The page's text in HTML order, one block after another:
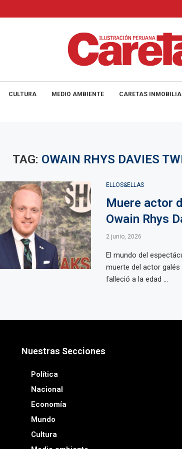
CULTURA MEDIO AMBIENTE CARETAS
TAG: OWAIN RHYS DAVIES
ELLOS&ELLAS
Muere actor
Owain Rhys
2 junio, 2026
El mundo del
muerte del actor galés
falleció a la edad ...
Nuestras Secciones
Política
Nacional
Economía
Mundo
Cultura